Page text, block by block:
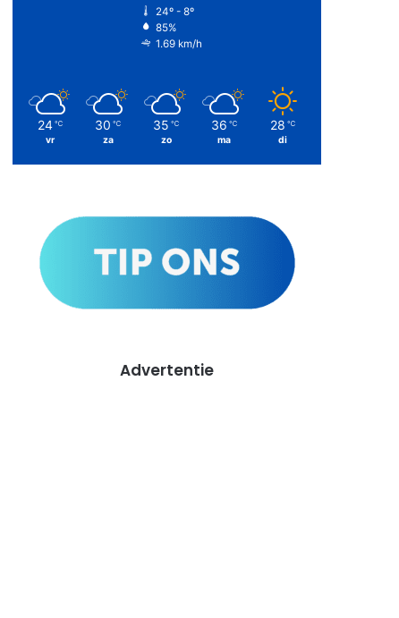
24º - 8º
85%
1.69 km/h
24 ℃
vr
30 ℃
za
35 ℃
zo
36 ℃
ma
28 ℃
di
Advertentie